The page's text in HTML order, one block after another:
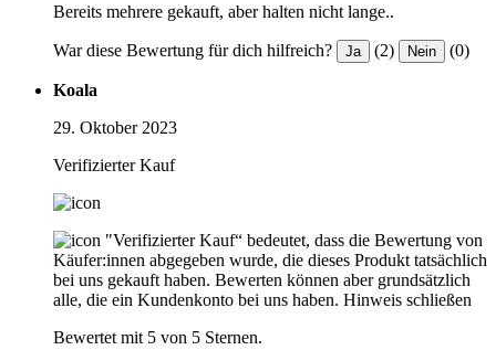
Bereits mehrere gekauft, aber halten nicht lange..
War diese Bewertung für dich hilfreich? Ja (2) Nein (0)
Koala
29. Oktober 2023
Verifizierter Kauf
"Verifizierter Kauf“ bedeutet, dass die Bewertung von
Käufer:innen abgegeben wurde, die dieses Produkt tatsächlich
bei uns gekauft haben. Bewerten können aber grundsätzlich
alle, die ein Kundenkonto bei uns haben. Hinweis schließen
Bewertet mit 5 von 5 Sternen.